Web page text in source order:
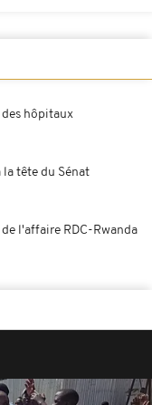
des hôpitaux
la tête du Sénat
l'affaire RDC-Rwanda